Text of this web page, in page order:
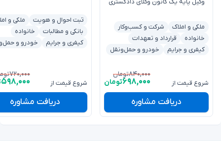
وکیل پایه یک کانون وکلای دادگستری
ملکی و املاک
شرکت و کسب‌وکار
خانواده
قرارداد و تعهدات
کیفری و جرایم
خودرو و حمل‌ونقل
شروع قیمت از
۸۴۰,۰۰۰تومان
۶۹۸,۰۰۰تومان
دریافت مشاوره
ثبت احوال و هویت
ملکی و
بانکی و مطالبات
خانواده
کیفری و جرایم
خودرو و
شروع قیمت از
۷۲۰,۰۰۰
۵۹۸,۰۰۰
دریافت مشاوره